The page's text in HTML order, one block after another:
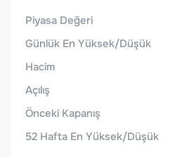
Piyasa Değeri
Günlük En Yüksek/Düşük
Hacim
Açılış
Önceki Kapanış
52 Hafta En Yüksek/Düşük